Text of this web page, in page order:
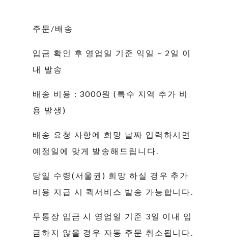
주문/배송
입금 확인 후 영업일 기준 익일 ~ 2일 이
내 발송
배송 비용 : 3000원 (특수 지역 추가 비
용 발생)
배송 요청 사항에 희망 날짜 입력하시면
예정일에 맞게 발송해드립니다.
당일 수령(서울권) 희망 하실 경우 추가
비용 지급 시 퀵서비스 발송 가능합니다.
무통장 입금 시 영업일 기준 3일 이내 입
금하지 않을 경우 자동 주문 취소됩니다.